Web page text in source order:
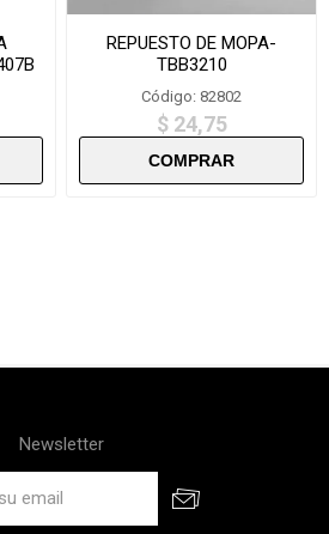
REPUESTO DE MOPA-
TBB3210
Código: 82802
$ 24,75
Newsletter